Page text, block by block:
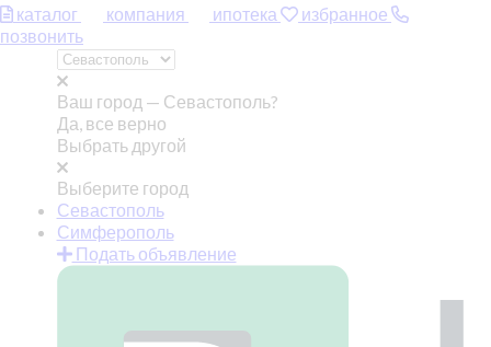
каталог компания ипотека
избранное
позвонить
Ваш город — Севастополь?
Да, все верно
Выбрать другой
Выберите город
Севастополь
Симферополь
Подать объявление